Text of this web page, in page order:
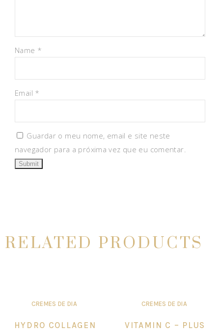
Name *
Email *
Guardar o meu nome, email e site neste
navegador para a próxima vez que eu comentar.
RELATED PRODUCTS
CREMES DE DIA
HYDRO COLLAGEN
CREMES DE DIA
VITAMIN C – PLUS